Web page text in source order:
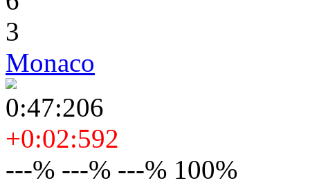
3
Monaco
0:47:206
+0:02:592
---% ---% ---% 100%